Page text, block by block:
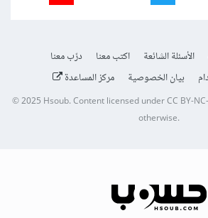
الأسئلة الشائعة اكتب معنا
درّب معنا
بيان الخصوصية مركز المساعدة
© 2025Hsoub.Content licensed underCC BY-
otherwise.